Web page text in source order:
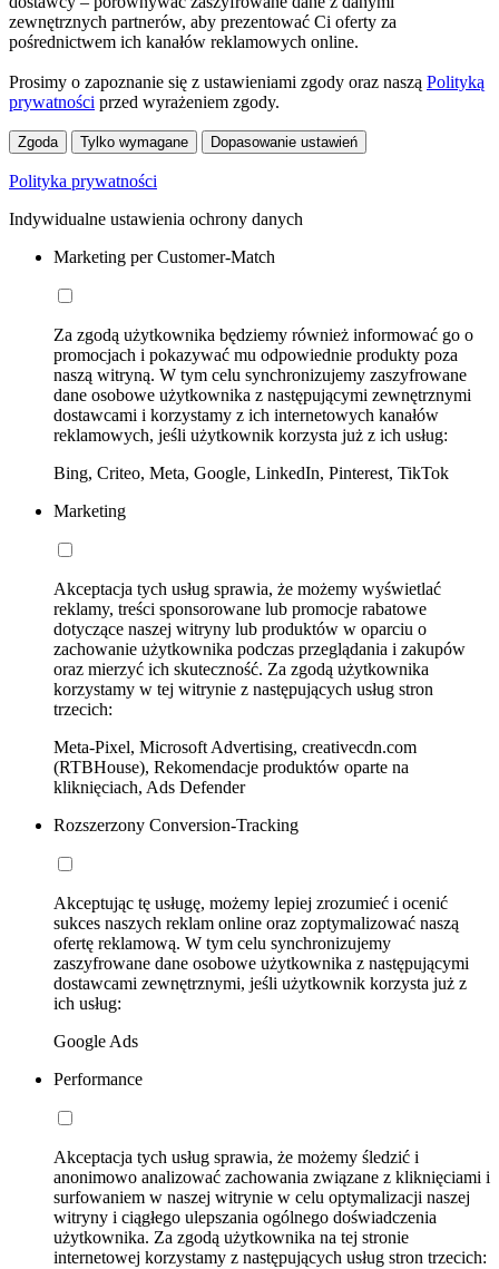
zewnętrznych partnerów, aby prezentować Ci oferty za
pośrednictwem ich kanałów reklamowych online.
Prosimy o zapoznanie się z ustawieniami zgody oraz naszą Polityką
prywatności przed wyrażeniem zgody.
Zgoda Tylko wymagane Dopasowanie ustawień
Polityka prywatności
Indywidualne ustawienia ochrony danych
Marketing per Customer-Match
Za zgodą użytkownika będziemy również informować go o
promocjach i pokazywać mu odpowiednie produkty poza
naszą witryną. W tym celu synchronizujemy zaszyfrowane
dane osobowe użytkownika z następującymi zewnętrznymi
dostawcami i korzystamy z ich internetowych kanałów
reklamowych, jeśli użytkownik korzysta już z ich usług:
Bing, Criteo, Meta, Google, LinkedIn, Pinterest, TikTok
Marketing
Akceptacja tych usług sprawia, że możemy wyświetlać
reklamy, treści sponsorowane lub promocje rabatowe
dotyczące naszej witryny lub produktów w oparciu o
zachowanie użytkownika podczas przeglądania i zakupów
oraz mierzyć ich skuteczność. Za zgodą użytkownika
korzystamy w tej witrynie z następujących usług stron
trzecich:
Meta-Pixel, Microsoft Advertising, creativecdn.com
(RTBHouse), Rekomendacje produktów oparte na
kliknięciach, Ads Defender
Rozszerzony Conversion-Tracking
Akceptując tę usługę, możemy lepiej zrozumieć i ocenić
sukces naszych reklam online oraz zoptymalizować naszą
ofertę reklamową. W tym celu synchronizujemy
zaszyfrowane dane osobowe użytkownika z następującymi
dostawcami zewnętrznymi, jeśli użytkownik korzysta już z
ich usług:
Google Ads
Performance
Akceptacja tych usług sprawia, że możemy śledzić i
anonimowo analizować zachowania związane z kliknięciami i
surfowaniem w naszej witrynie w celu optymalizacji naszej
witryny i ciągłego ulepszania ogólnego doświadczenia
użytkownika. Za zgodą użytkownika na tej stronie
internetowej korzystamy z następujących usług stron trzecich: